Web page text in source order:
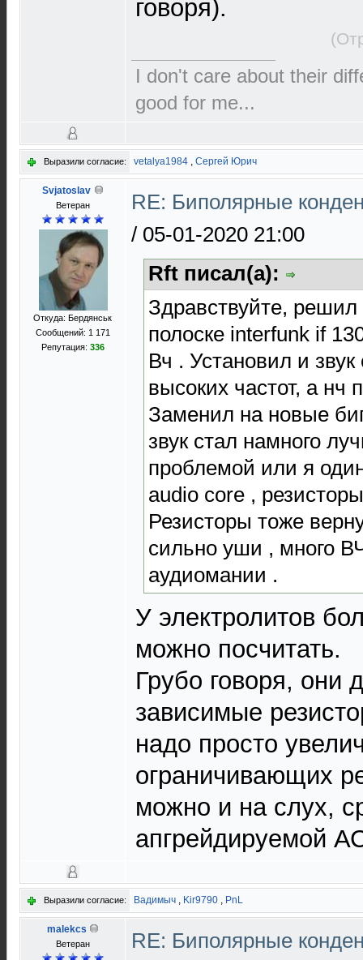
говоря).
I don't care about their
good for me...
Выразили согласие: vetalya1984 , Сергей Юрич
Svjatoslav
Ветеран
Откуда: Бердянськ
Сообщений: 1 171
Репутация: 336
RE: Биполярные
/ 05-01-2020 21:00
Rft писал(а):
Здравствуйте, решил
полоске interfunk if
Вч . Установил и звук
высоких частот, а
Заменил на новые
звук стал намного
проблемой или я
audio core ,
Резисторы тоже
сильно уши , много
аудиомании .
У электролитов
можно посчитать.
Грубо говоря, они
зависимые
надо просто
ограничивающих
можно и на слух,
апгрейдируемой
Выразили согласие: Вадимыч , Kir9790 , PnL
malekcs
Ветеран
RE: Биполярные